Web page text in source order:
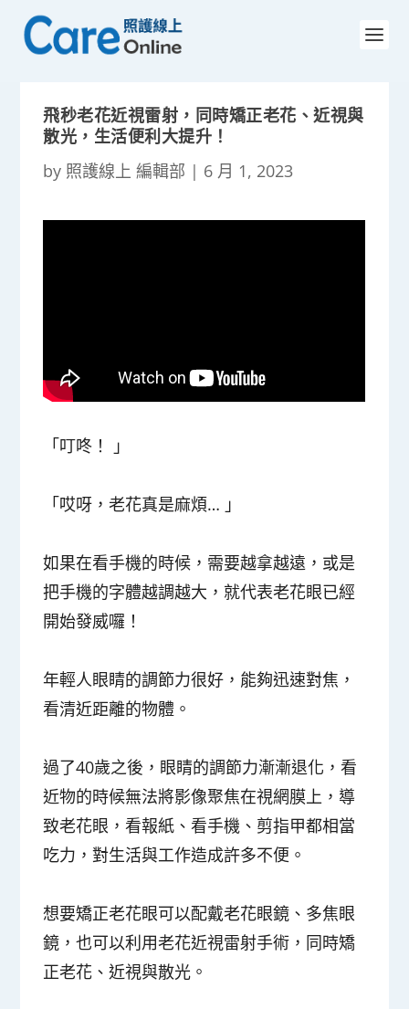
飛秒老花近視雷射，同時矯正老花、近視與
散光，生活便利大提升！
by 照護線上 編輯部 | 6 月 1, 2023
「叮咚！ 」
「哎呀，老花真是麻煩… 」
如果在看手機的時候，需要越拿越遠，或是
把手機的字體越調越大，就代表老花眼已經
開始發威囉！
年輕人眼睛的調節力很好，能夠迅速對焦，
看清近距離的物體。
過了40歲之後，眼睛的調節力漸漸退化，看
近物的時候無法將影像聚焦在視網膜上，導
致老花眼，看報紙、看手機、剪指甲都相當
吃力，對生活與工作造成許多不便。
想要矯正老花眼可以配戴老花眼鏡、多焦眼
鏡，也可以利用老花近視雷射手術，同時矯
正老花、近視與散光。